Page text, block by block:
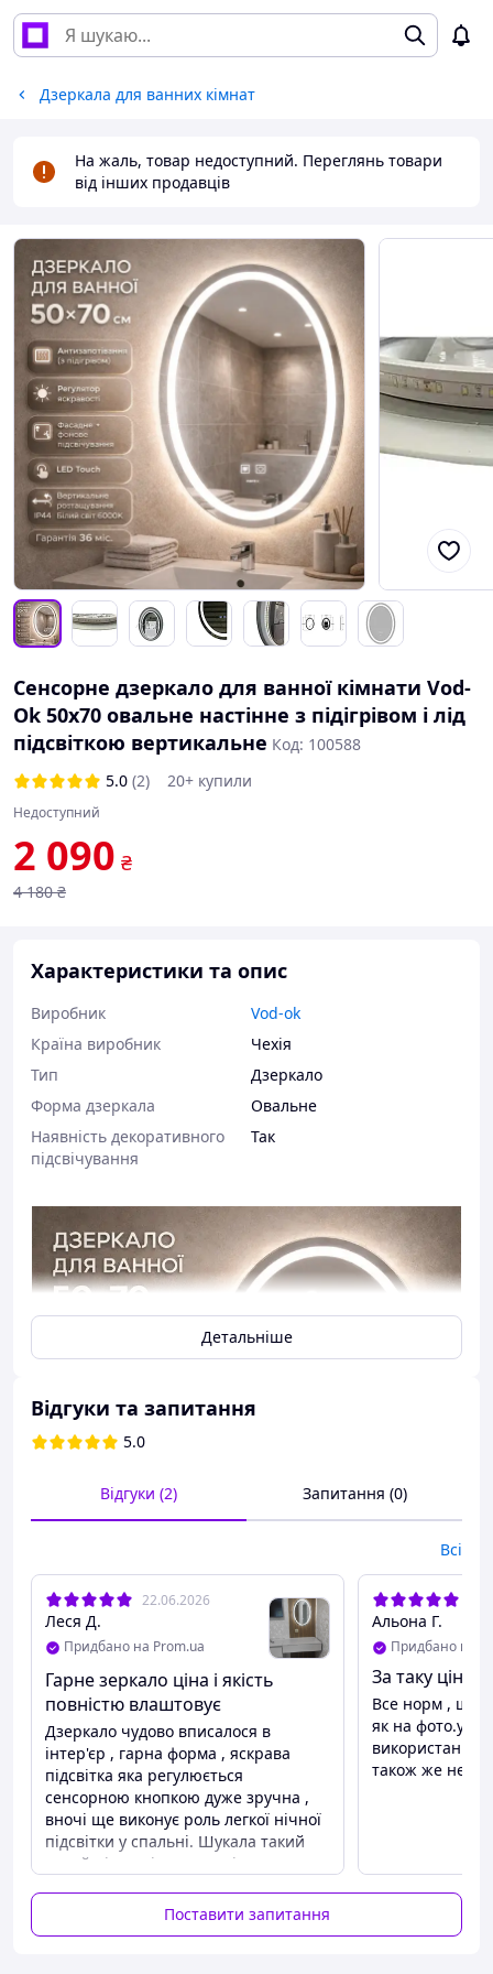
Дзеркала для ванних кімнат
На жаль, товар недоступний. Переглянь товари
від інших продавців
Сенсорне дзеркало для ванної кімнати Vod-
Ok 50x70 овальне настінне з підігрівом і лід
підсвіткою вертикальне Код: 100588
5.0 (2) 20+ купили
Недоступний
2 090 ₴
4 180 ₴
Характеристики та опис
Виробник
Vod-ok
Країна виробник
Чехія
Тип
Дзеркало
Форма дзеркала
Овальне
Наявність декоративного
підсвічування
Так
Сенсорне дзеркало для
ванної кімнати Vod-Ok
50x70 овальне настінне з
підігрівом і лід підсвіткою
вертикальне
Дзеркало Zerix Fusion MV01-50x70
з LED Touch, Anti-fog, димером —
безмідна, овальна форма,
подвійна підсвітка
Детальніше
Відгуки та запитання
5.0
Відгуки (2) Запитання (0)
Всі
22.06.2026
Леся Д.
Придбано на Prom.ua
Гарне зеркало ціна і якість
повністю влаштовує
Дзеркало чудово вписалося в
інтер'єр , гарна форма , яскрава
підсвітка яка регулюється
сенсорною кнопкою дуже зручна ,
вночі ще виконує роль легкої нічної
підсвітки у спальні. Шукала такий
дизайн і розмір у свою кімнату ,
Сучасний дизайн
Альона Г.
Придбано на
За таку ціну
Все норм ,
як на
використанні
також же не
Поставити запитання